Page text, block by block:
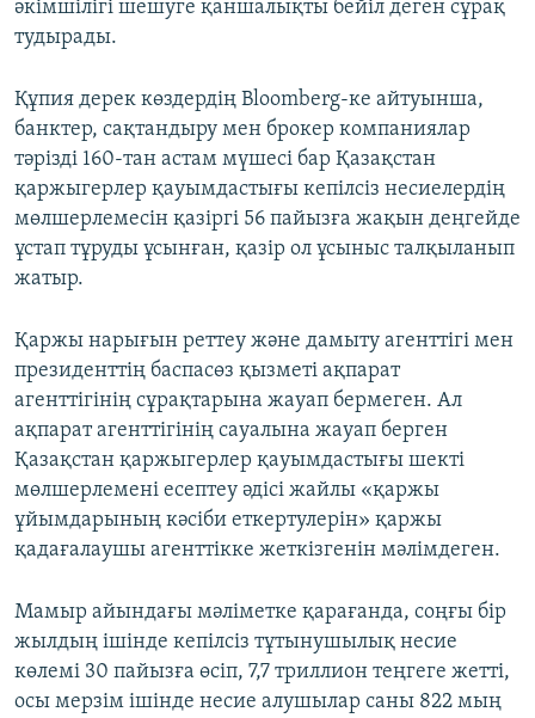
әкімшілігі шешуге қаншалықты бейіл деген сұрақ
тудырады.
Құпия дерек көздердің Bloomberg-ке айтуынша,
банктер, сақтандыру мен брокер компаниялар
тәрізді 160-тан астам мүшесі бар Қазақстан
қаржыгерлер қауымдастығы кепілсіз несиелердің
мөлшерлемесін қазіргі 56 пайызға жақын деңгейде
ұстап тұруды ұсынған, қазір ол ұсыныс талқыланып
жатыр.
Қаржы нарығын реттеу және дамыту агенттігі мен
президенттің баспасөз қызметі ақпарат
агенттігінің сұрақтарына жауап бермеген. Ал
ақпарат агенттігінің сауалына жауап берген
Қазақстан қаржыгерлер қауымдастығы шекті
мөлшерлемені есептеу әдісі жайлы «қаржы
ұйымдарының кәсіби еткертулерін» қаржы
қадағалаушы агенттікке жеткізгенін мәлімдеген.
Мамыр айындағы мәліметке қарағанда, соңғы бір
жылдың ішінде кепілсіз тұтынушылық несие
көлемі 30 пайызға өсіп, 7,7 триллион теңгеге жетті,
осы мерзім ішінде несие алушылар саны 822 мың